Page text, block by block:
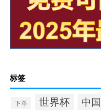
标签
下单 世界杯 中国